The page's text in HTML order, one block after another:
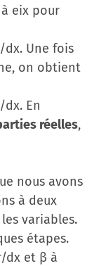
eix pour
dx. Une fois
on obtient
En
réelles,
nous avons
à deux
variables.
étapes.
dx et β à